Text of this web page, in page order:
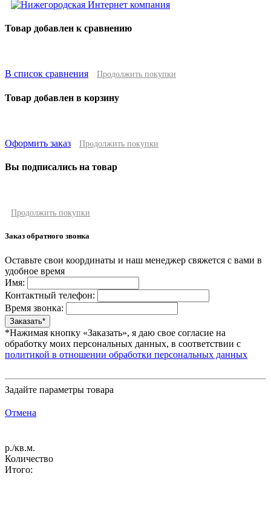
Товар добавлен к сравнению
В список сравнения Продолжить покупки
Товар добавлен в корзину
Оформить заказ Продолжить покупки
Вы подписались на товар
Продолжить покупки
Заказ обратного звонка
Оставьте свои координаты и наш менеджер свяжется с вами в
удобное время
Имя:
Контактный телефон:
Время звонка:
*Нажимая кнопку «Заказать», я даю свое согласие на
обработку моих персональных данных, в соответствии с
политикой в отношении обработки персональных данных
Задайте параметры товара
Отмена
р./кв.м.
Количество
Итого: